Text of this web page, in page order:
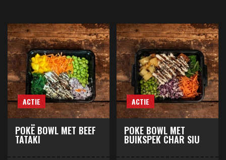
ACTIE
POKË BOWL MET BEEF
TATAKI
ACTIE
POKE BOWL MET
BUIKSPEK CHAR SIU